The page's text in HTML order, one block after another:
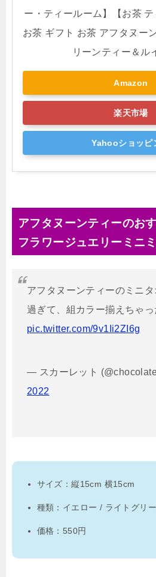
ー・ティールーム】【お茶
お茶 ギフト お茶 アフタヌ
リーンティー＆ル
Amazon
楽天市場
Yahooショッピ
アフタヌーンティーのお
フラワージュエリーミニ
アフタヌーンティーのミニ
過ぎて、組カラー揃えちゃ
pic.twitter.com/9v1Ii2ZI6g
— スカーレット
2022
サイズ：縦15cm 横15cm
種類：イエロー / ライトグリ
価格：550円